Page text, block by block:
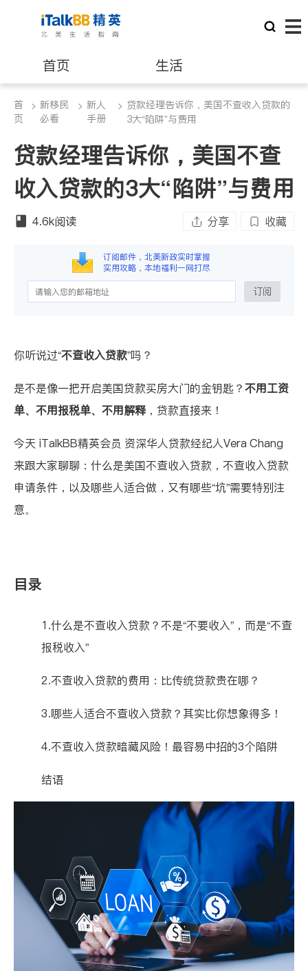
首页 生活
医生 律师
保险理财 房地产租售
建筑装修 教育
首
页
> 新移民
必看
> 新人
手册
> 贷款经理告诉你，美国不查收入贷款的
3大“陷阱”与费用
贷款经理告诉你，美国不查
收入贷款的3大“陷阱”与费用
4.6k阅读 分享 收藏
订阅邮件，北美新政实时掌握
实用攻略，本地福利一网打尽
订阅
你听说过“不查收入贷款”吗？
是不是像一把开启美国贷款买房大门的金钥匙？不用工资
单、不用报税单、不用解释 ，贷款直接来！
今天 iTalkBB精英会员 资深华人贷款经纪人Vera Chang
来跟大家聊聊：什么是美国不查收入贷款，不查收入贷款
申请条件，以及哪些人适合做，又有哪些“坑”需要特别注
意。
目录
1.什么是不查收入贷款？不是“不要收入”，而是“不查
报税收入”
2.不查收入贷款的费用：比传统贷款贵在哪？
3.哪些人适合不查收入贷款？其实比你想象得多！
4.不查收入贷款暗藏风险！最容易中招的3个陷阱
结语